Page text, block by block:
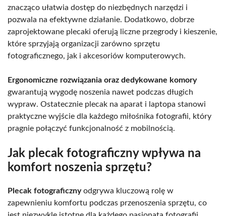
znacząco ułatwia dostęp do niezbędnych narzędzi i
pozwala na efektywne działanie. Dodatkowo, dobrze
zaprojektowane plecaki oferują liczne przegrody i kieszenie,
które sprzyjają organizacji zarówno sprzętu
fotograficznego, jak i akcesoriów komputerowych.
Ergonomiczne rozwiązania oraz dedykowane komory
gwarantują wygodę noszenia nawet podczas długich
wypraw. Ostatecznie plecak na aparat i laptopa stanowi
praktyczne wyjście dla każdego miłośnika fotografii, który
pragnie połączyć funkcjonalność z mobilnością.
Jak plecak fotograficzny wpływa na
komfort noszenia sprzętu?
Plecak fotograficznyodgrywa kluczową rolę w
zapewnieniu komfortu podczas przenoszenia sprzętu, co